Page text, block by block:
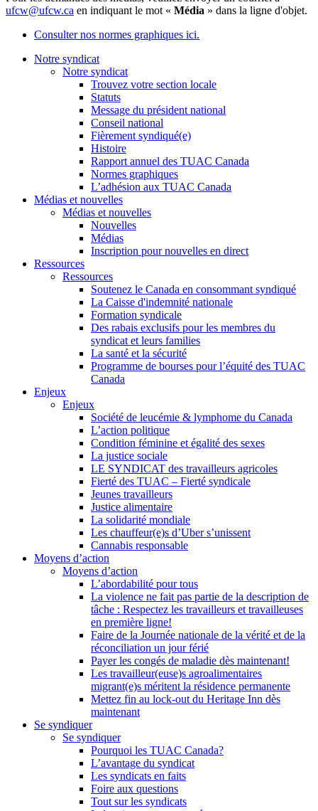
ufcw@ufcw.ca en indiquant le mot « Média » dans la ligne d'objet.
Consulter nos normes graphiques ici.
Notre syndicat
Notre syndicat
Trouvez votre section locale
Statuts
Message du président national
Conseil national
Fièrement syndiqué(e)
Histoire
Rapport annuel des TUAC Canada
Normes graphiques
L’adhésion aux TUAC Canada
Médias et nouvelles
Médias et nouvelles
Nouvelles
Médias
Inscription pour nouvelles en direct
Ressources
Ressources
Soutenez le Canada en consommant syndiqué
La Caisse d'indemnité nationale
Formation syndicale
Des rabais exclusifs pour les membres du
syndicat et leurs families
La santé et la sécurité
Programme de bourses pour l’équité des TUAC
Canada
Enjeux
Enjeux
Société de leucémie & lymphome du Canada
L’action politique
Condition féminine et égalité des sexes
La justice sociale
LE SYNDICAT des travailleurs agricoles
Fierté des TUAC – Fierté syndicale
Jeunes travailleurs
Justice alimentaire
La solidarité mondiale
Les chauffeur(e)s d’Uber s’unissent
Cannabis responsable
Moyens d’action
Moyens d’action
L’abordabilité pour tous
La violence ne fait pas partie de la description de
tâche : Respectez les travailleurs et travailleuses
en première ligne!
Faire de la Journée nationale de la vérité et de la
réconciliation un jour férié
Payer les congés de maladie dès maintenant!
Les travailleur(euse)s agroalimentaires
migrant(e)s méritent la résidence permanente
Mettez fin au lock-out du Heritage Inn dès
maintenant
Se syndiquer
Se syndiquer
Pourquoi les TUAC Canada?
L’avantage du syndicat
Les syndicats en faits
Foire aux questions
Tout sur les syndicats